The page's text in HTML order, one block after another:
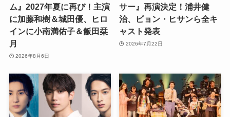
ム』2027年夏に再び！主演
に加藤和樹＆城田優、ヒロ
インに小南満佑子＆飯田栞
月
2026年8月6日
サー』再演決定！浦井健
治、ビョン・ヒサンら全キ
ャスト発表
2026年7月22日